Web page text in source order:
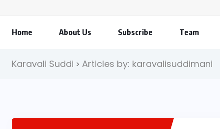
Home About Us Subscribe Team
Karavali Suddi > Articles by: karavalisuddimani